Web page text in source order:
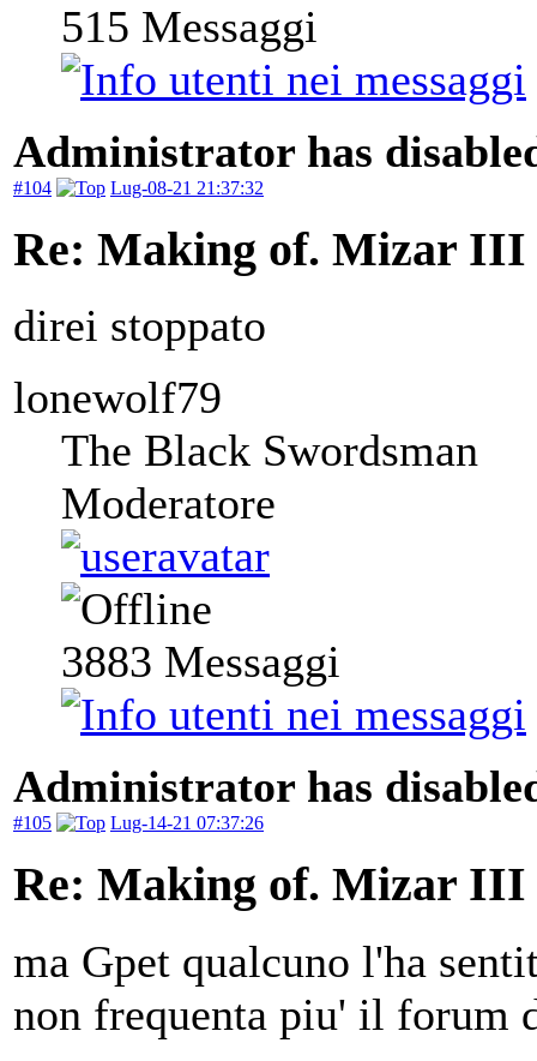
515 Messaggi
Administrator has
#104 Lug-08-21 21:37:32
Re: Making of. Mizar III
direi stoppato
lonewolf79
The Black Swordsman
Moderatore
3883 Messaggi
Administrator has
#105 Lug-14-21 07:37:26
Re: Making of. Mizar III
ma Gpet qualcuno l'ha
non frequenta piu' il forum